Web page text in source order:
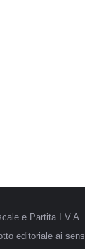
e Partita I.V.A.
editoriale ai